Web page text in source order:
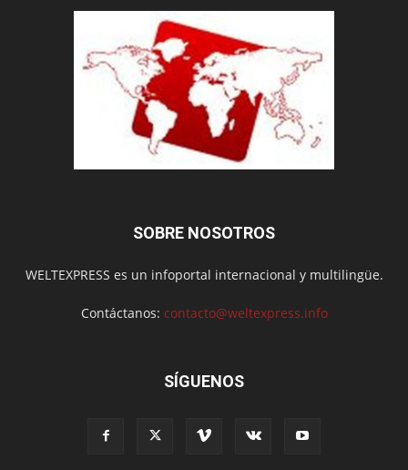
SOBRE NOSOTROS
WELTEXPRESS es un infoportal internacional y multilingüe.
Contáctanos: contacto@weltexpress.info
SÍGUENOS